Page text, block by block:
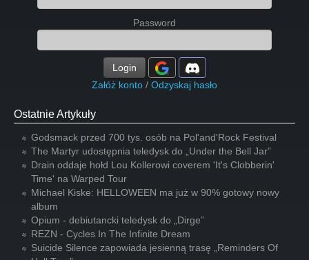
Password
Login
Załóż konto / Odzyskaj hasło
Ostatnie Artykuły
Godsmack przed 700 tys. osób na Pol'and'Rock Festival
The Martyr udostępnia teledysk do „Under the Bell Jar”
Drain oddaje hołd Lou Kollerowi coverem 'It's Clobberin'
Time' na Warped Tour
Michael Kiske: HELLOWEEN ma już w 90% gotowy nowy
album
Opium - debiutancki teledysk do „Dirge”
REZN - Cycles In The Infinite Dream
Suicide Silence zapowiada jesienną trasę „Reminders Of